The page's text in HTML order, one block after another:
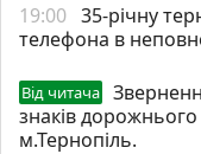
19:00 35-річну
телефона в
Від читача
знаків
м.Тернопіль.